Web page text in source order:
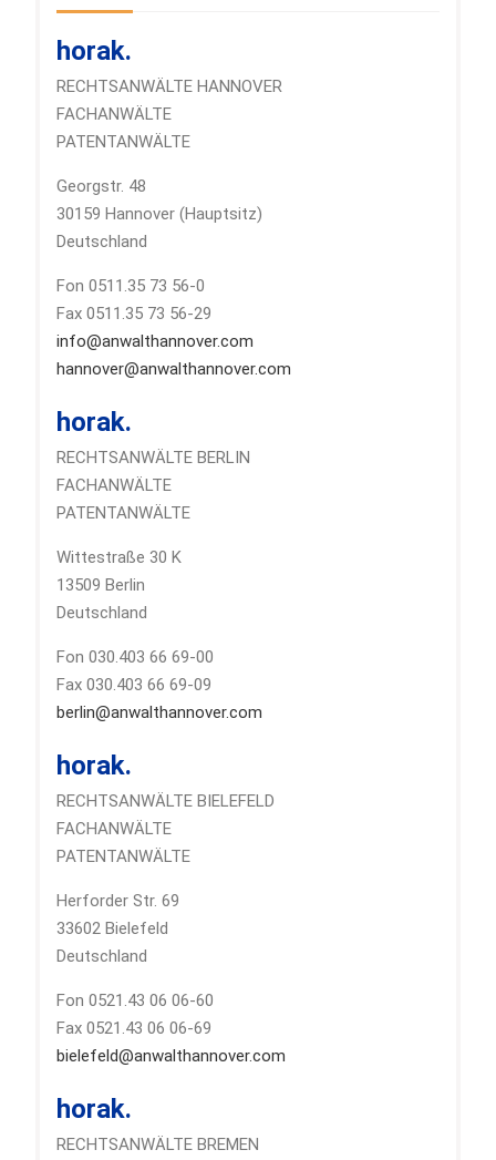
horak.
RECHTSANWÄLTE HANNOVER
FACHANWÄLTE
PATENTANWÄLTE
Georgstr. 48
30159 Hannover (Hauptsitz)
Deutschland
Fon 0511.35 73 56-0
Fax 0511.35 73 56-29
info@anwalthannover.com
hannover@anwalthannover.com
horak.
RECHTSANWÄLTE BERLIN
FACHANWÄLTE
PATENTANWÄLTE
Wittestraße 30 K
13509 Berlin
Deutschland
Fon 030.403 66 69-00
Fax 030.403 66 69-09
berlin@anwalthannover.com
horak.
RECHTSANWÄLTE BIELEFELD
FACHANWÄLTE
PATENTANWÄLTE
Herforder Str. 69
33602 Bielefeld
Deutschland
Fon 0521.43 06 06-60
Fax 0521.43 06 06-69
bielefeld@anwalthannover.com
horak.
RECHTSANWÄLTE BREMEN